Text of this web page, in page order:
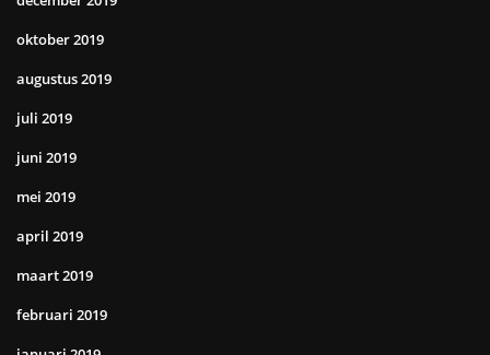
oktober 2019
augustus 2019
juli 2019
juni 2019
mei 2019
april 2019
maart 2019
februari 2019